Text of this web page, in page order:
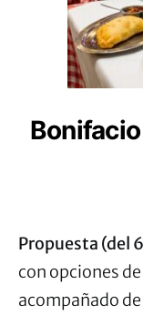
Propuesta (del
con opciones
acompañado